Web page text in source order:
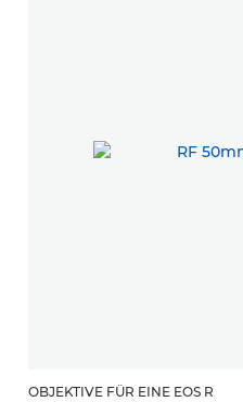
OBJEKTIVE FÜR EINE EOS R